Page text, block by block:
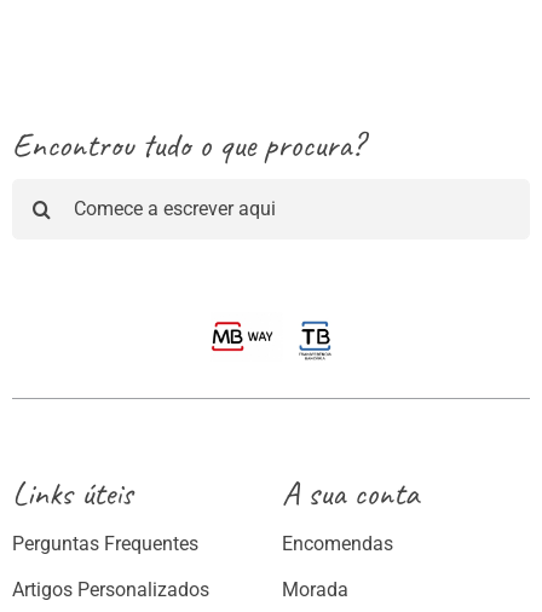
Encontrou tudo o que procura?
Links úteis
Perguntas Frequentes
Artigos Personalizados
A sua conta
Encomendas
Morada